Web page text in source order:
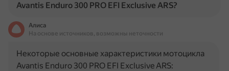
Avantis Enduro 300 PRO EFI Exclusive ARS?
Алиса
На основе источников, возможны неточности
Некоторые основные характеристики мотоцикла
Avantis Enduro 300 PRO EFI Exclusive ARS: